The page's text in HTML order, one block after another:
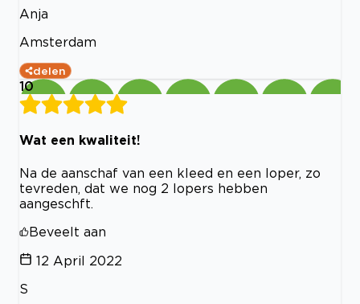
Anja
Amsterdam
delen
10
Wat een kwaliteit!
Na de aanschaf van een kleed en een loper, zo
tevreden, dat we nog 2 lopers hebben
aangeschft.
Beveelt aan
12 April 2022
S